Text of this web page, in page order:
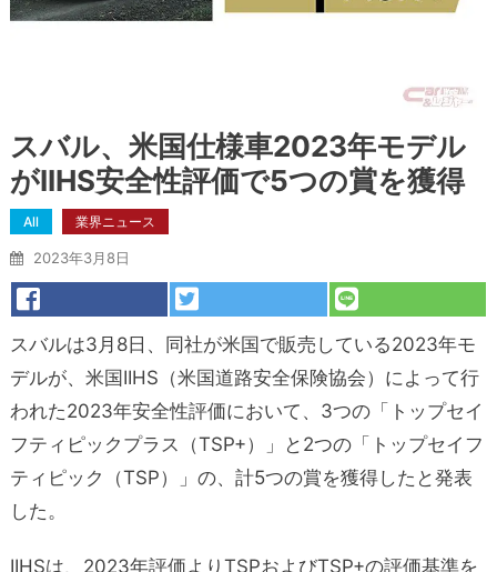
スバル、米国仕様車2023年モデル
がIIHS安全性評価で5つの賞を獲得
All 業界ニュース
2023年3月8日
スバルは3月8日、同社が米国で販売している2023年モ
デルが、米国IIHS（米国道路安全保険協会）によって行
われた2023年安全性評価において、3つの「トップセイ
フティピックプラス（TSP+）」と2つの「トップセイフ
ティピック（TSP）」の、計5つの賞を獲得したと発表
した。
IIHSは、2023年評価よりTSPおよびTSP+の評価基準を